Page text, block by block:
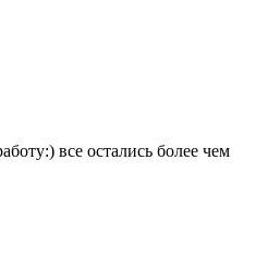
все остались более чем